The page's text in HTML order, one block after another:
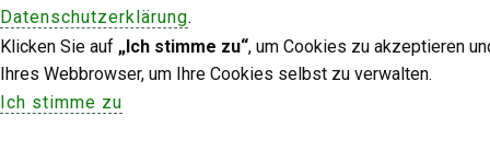
Datenschutzerklärung.
Klicken Sie auf „Ich stimme zu“, um Cookies zu akzeptieren
Ihres Webbrowser, um Ihre Cookies selbst zu verwalten.
Ich stimme zu